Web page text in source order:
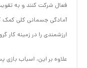
فعال شرکت کنند و به
آمادگی جسمانی کلی کمک
ارزشمندی را در زمینه کار
علاوه بر این، اسباب